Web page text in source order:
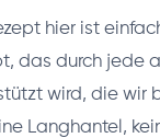
hier ist
das durch jede
wird, die wir
Langhantel,